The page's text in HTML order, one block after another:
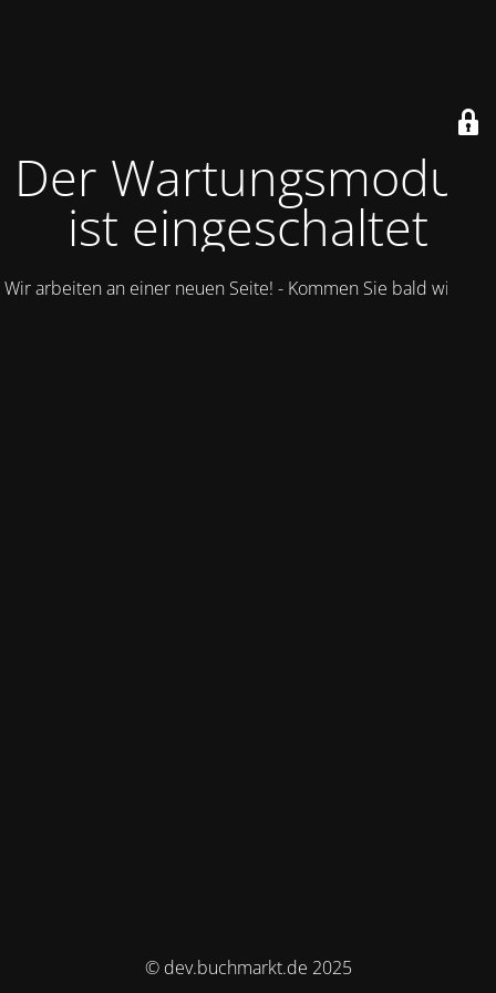
Der Wartungsmodus
ist eingeschaltet
Wir arbeiten an einer neuen Seite! - Kommen Sie bald wieder.
© dev.buchmarkt.de 2025